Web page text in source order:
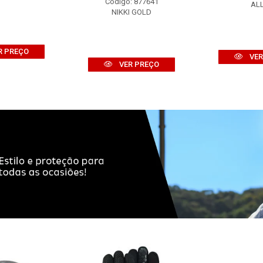
PREÇO
NIKKI GOLD
VER PREÇO